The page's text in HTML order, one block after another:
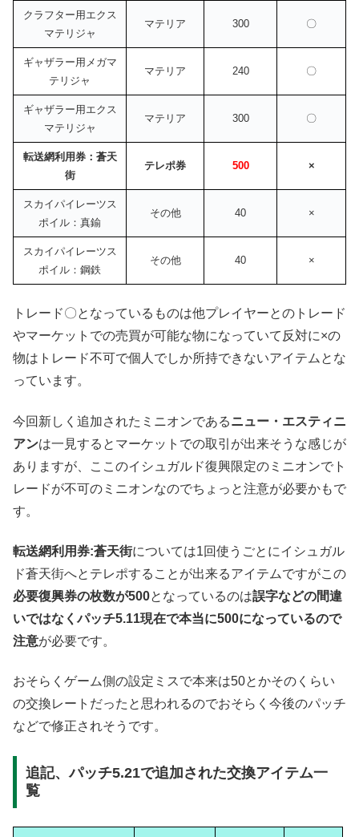
クラフター用エクス
マテリジャ
マテリア 300 〇
ギャザラー用メガマ
テリジャ
マテリア 240 〇
ギャザラー用エクス
マテリジャ
マテリア 300 〇
転送網利用券：蒼天
街
テレポ券 500 ×
スカイパイレーツス
ポイル：真鍮
その他 40 ×
スカイパイレーツス
ポイル：鋼鉄
その他 40 ×
トレード〇となっているものは他プレイヤーとのトレード
やマーケットでの売買が可能な物になっていて反対に×の
物はトレード不可で個人でしか所持できないアイテムとな
っています。
今回新しく追加されたミニオンであるニュー・エスティニ
アンは一見するとマーケットでの取引が出来そうな感じが
ありますが、ここのイシュガルド復興限定のミニオンでト
レードが不可のミニオンなのでちょっと注意が必要かもで
す。
転送網利用券:蒼天街については1回使うごとにイシュガル
ド蒼天街へとテレポすることが出来るアイテムですがこの
必要復興券の枚数が500となっているのは誤字などの間違
いではなくパッチ5.11現在で本当に500になっているので
注意が必要です。
おそらくゲーム側の設定ミスで本来は50とかそのくらい
の交換レートだったと思われるのでおそらく今後のパッチ
などで修正されそうです。
追記、パッチ5.21で追加された交換アイテム一
覧